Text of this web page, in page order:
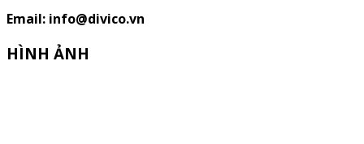
Email: info@divico.vn
HÌNH ẢNH